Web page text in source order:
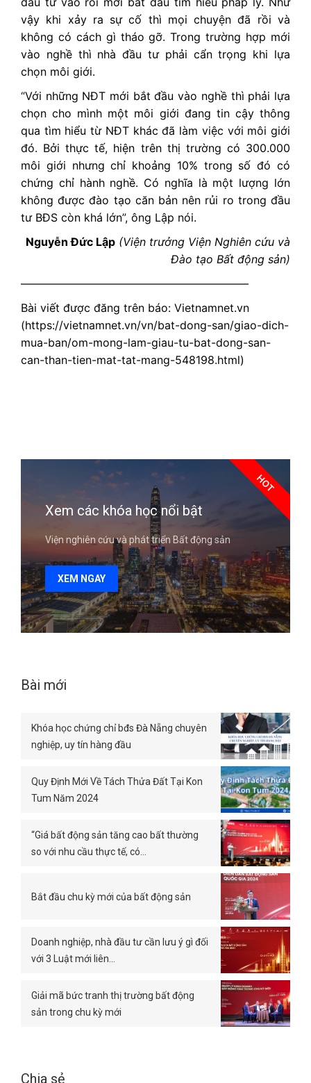
vậy khi xảy ra sự cố thì mọi chuyện đã rồi và
không có cách gì tháo gỡ. Trong trường hợp mới
vào nghề thì nhà đầu tư phải cẩn trọng khi lựa
chọn môi giới.
“Với những NĐT mới bắt đầu vào nghề thì phải lựa
chọn cho mình một môi giới đang tin cậy thông
qua tìm hiểu từ NĐT khác đã làm việc với môi giới
đó. Bởi thực tế, hiện trên thị trường có 300.000
môi giới nhưng chỉ khoảng 10% trong số đó có
chứng chỉ hành nghề. Có nghĩa là một lượng lớn
không được đào tạo căn bản nên rủi ro trong đầu
tư BĐS còn khá lớn”, ông Lập nói.
Nguyễn Đức Lập (Viện trưởng Viện Nghiên cứu và
Đào tạo Bất động sản)
————————————————————–
Bài viết được đăng trên báo: Vietnamnet.vn
(https://vietnamnet.vn/vn/bat-dong-san/giao-dich-
mua-ban/om-mong-lam-giau-tu-bat-dong-san-
can-than-tien-mat-tat-mang-548198.html)
Xem các khóa học nổi bật
Viện nghiên cứu và phát triển Bất động sản
XEM NGAY
HOT
Bài mới
Khóa học chứng chỉ bđs Đà Nẵng chuyên
nghiệp, uy tín hàng đầu
Quy Định Mới Về Tách Thửa Đất Tại Kon
Tum Năm 2024
“Giá bất động sản tăng cao bất thường
so với nhu cầu thực tế, có…
Bắt đầu chu kỳ mới của bất động sản
Doanh nghiệp, nhà đầu tư cần lưu ý gì đối
với 3 Luật mới liên…
Giải mã bức tranh thị trường bất động
sản trong chu kỳ mới
Chia sẻ